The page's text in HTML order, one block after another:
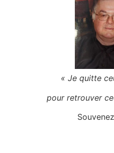
« Je quitte
pour retrouver